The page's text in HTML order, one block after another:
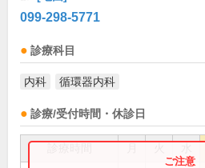
099-298-5771
診療科目
内科 循環器内科
診療/受付時間・休診日